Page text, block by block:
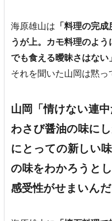
海原雄山は 「料理の完
うが上。カモ料理のよ
でも食える曖昧さはない
それを聞いた山岡は黙っ
山岡「情けない連
わさび醤油の味に
にとっての新しい
の味をわかろうと
感受性がせまいんだ